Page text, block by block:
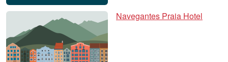
Navegantes Praia Hotel